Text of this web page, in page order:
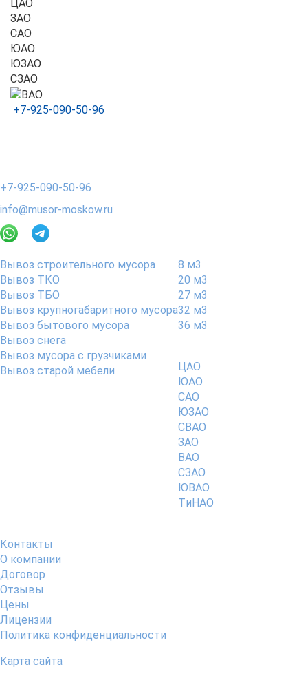
ЦАО
ЗАО
САО
ЮАО
ЮЗАО
СЗАО
+7-925-090-50-96
+7-925-090-50-96
info@musor-moskow.ru
Вывоз строительного мусора
Вывоз ТКО
Вывоз ТБО
Вывоз крупногабаритного мусора
Вывоз бытового мусора
Вывоз снега
Вывоз мусора с грузчиками
Вывоз старой мебели
8 м3
20 м3
27 м3
32 м3
36 м3
ЦАО
ЮАО
САО
ЮЗАО
СВАО
ЗАО
ВАО
СЗАО
ЮВАО
TиНАО
Контакты
О компании
Договор
Отзывы
Цены
Лицензии
Политика конфиденциальности
Карта сайта